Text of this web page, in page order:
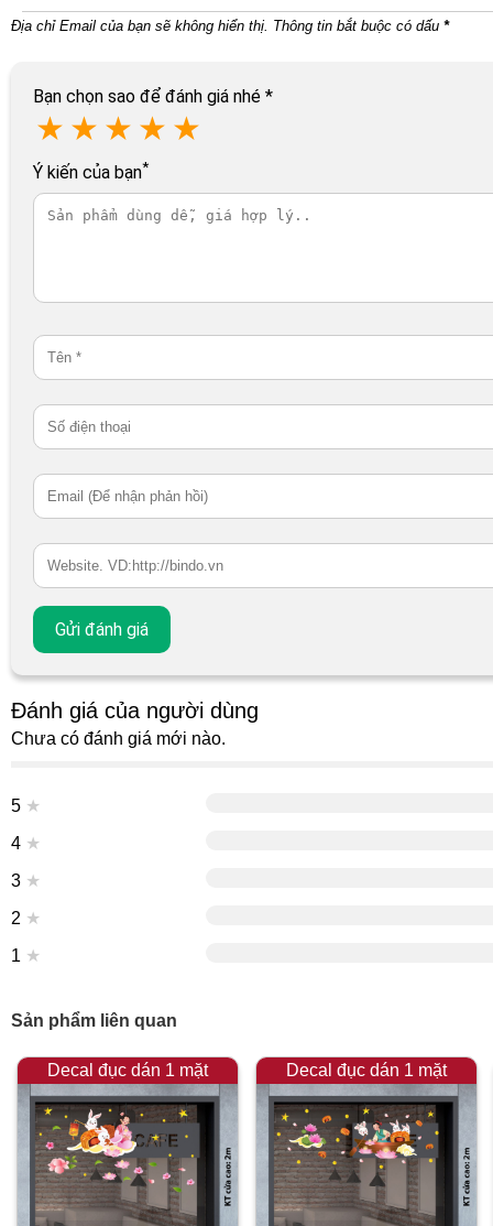
Địa chỉ Email của bạn sẽ không hiển thị. Thông tin bắt buộc có dấu *
Bạn chọn sao để đánh giá nhé *
★ ★ ★ ★ ★
Ý kiến của bạn*
Đánh giá của người dùng
Chưa có đánh giá mới nào.
5 ★
4 ★
3 ★
2 ★
1 ★
Sản phẩm liên quan
Decal đục dán 1 mặt Decal đục dán 1 mặt